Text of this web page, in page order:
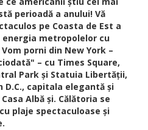
perioadă a anului! Vă
pe Coasta de Est a
metropolelor cu
porni din New York –
– cu Times Square,
Park și Statuia Libertății,
capitala elegantă și
Albă și. Călătoria se
plaje spectaculoase și